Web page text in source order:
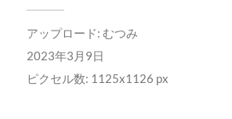
アップロード: むつみ
2023年3月9日
ピクセル数: 1125x1126 px